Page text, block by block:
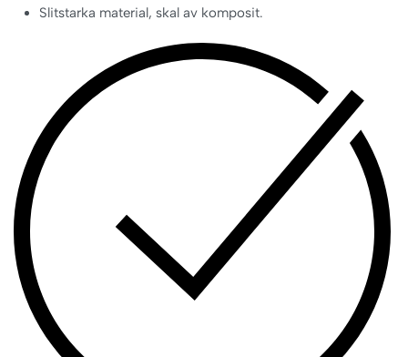
Slitstarka material, skal av komposit.